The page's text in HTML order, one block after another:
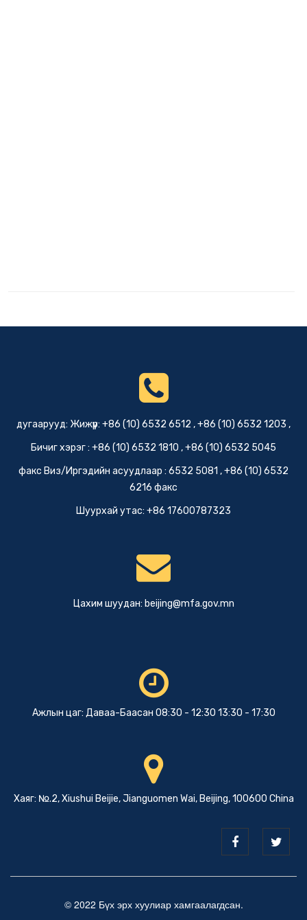
дугаарууд: Жижүүр: +86 (10) 6532 6512 , +86 (10) 6532 1203 ,
Бичиг хэрэг : +86 (10) 6532 1810 , +86 (10) 6532 5045
факс Виз/Иргэдийн асуудлаар : 6532 5081 , +86 (10) 6532
6216 факс
Шуурхай утас: +86 17600787323
Цахим шуудан: beijing@mfa.gov.mn
Ажлын цаг: Даваа-Баасан 08:30 - 12:30 13:30 - 17:30
Хаяг: №.2, Xiushui Beijie, Jianguomen Wai, Beijing, 100600 China
© 2022 Бүх эрх хуулиар хамгаалагдсан.